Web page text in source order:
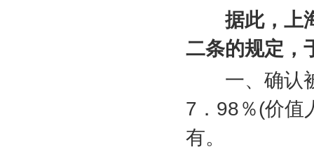
据此，上
二条的规定，
一、确认被
7 ． 98％(价值
有。